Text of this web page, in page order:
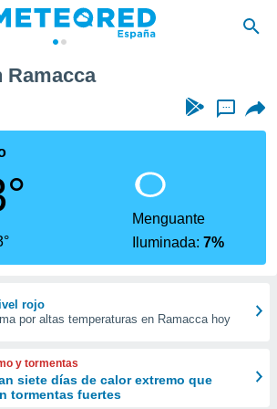
Ramacca
...
Menguante
Iluminada:7%
rojo
por altas temperaturas en Ramacca hoy
y tormentas
siete días de calor extremo que
tormentas fuertes